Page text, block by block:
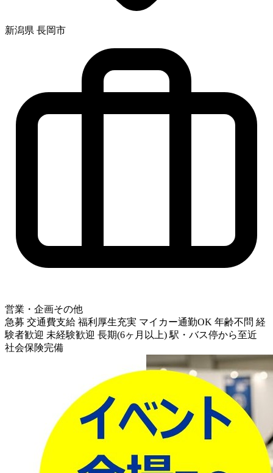
新潟県 長岡市
営業・企画その他
急募 交通費支給 福利厚生充実 マイカー通勤OK 年齢不問 経
験者歓迎 未経験歓迎 長期(6ヶ月以上) 駅・バス停から至近
社会保険完備